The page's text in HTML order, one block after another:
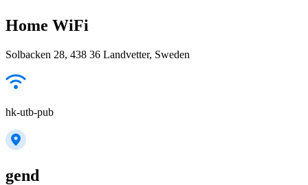
Home WiFi
Solbacken 28, 438 36 Landvetter, Sweden
hk-utb-pub
gend